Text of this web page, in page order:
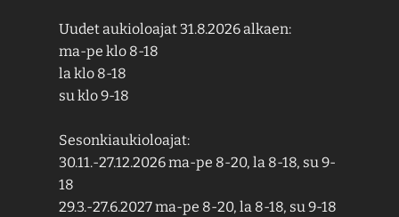
Uudet aukioloajat 31.8.2026 alkaen:
ma-pe klo 8-18
la klo 8-18
su klo 9-18
Sesonkiaukioloajat:
30.11.-27.12.2026 ma-pe 8-20, la 8-18, su 9-
18
29.3.-27.6.2027 ma-pe 8-20, la 8-18, su 9-18